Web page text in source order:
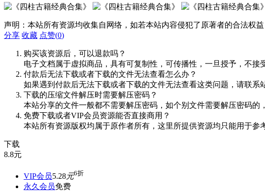
声明：本站所有资源均收集自网络，如若本站内容侵犯了原著者的合法权益
分享 收藏 点赞(0)
购买该资源后，可以退款吗？
电子文档属于虚拟商品，具有可复制性，可传播性，一旦授予，不
付款后无法下载或者下载的文件无法查看怎么办？
如果遇到付款后无法下载或者下载的文件无法查看这类问题，请联系
下载的压缩文件解压时需要解压密码？
本站分享的文件一般都不需要解压密码，如个别文件需要解压密码的
免费下载或者VIP会员资源能否直接商用？
本站所有资源版权均属于原作者所有，这里所提供资源均只能用于
下载
8.8元
VIP会员5.28元6折
永久会员免费